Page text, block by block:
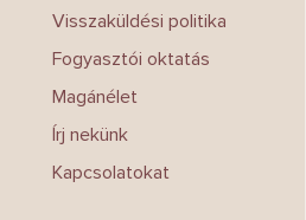
Visszaküldési politika
Fogyasztói oktatás
Magánélet
Írj nekünk
Kapcsolatokat